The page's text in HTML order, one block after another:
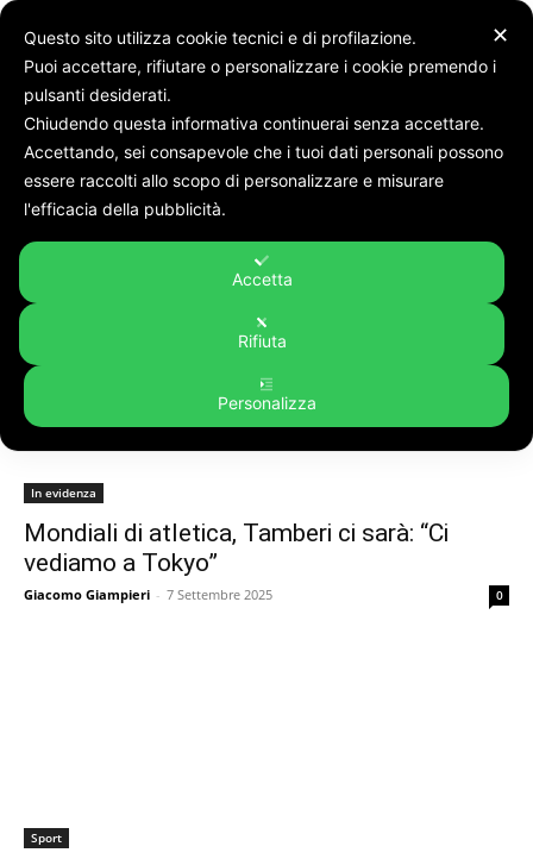
Tamberi
Tag:Tamberi
In evidenza
Mondiali di atletica, Tamberi ci sarà: “Ci
vediamo a Tokyo”
Giacomo Giampieri - 7 Settembre 2025 0
Sport
✕
Questo sito utilizza cookie tecnici e di profilazione.
Puoi accettare, rifiutare o personalizzare i cookie premendo i
pulsanti desiderati.
Chiudendo questa informativa continuerai senza accettare.
Accettando, sei consapevole che i tuoi dati personali possono
essere raccolti allo scopo di personalizzare e misurare
l'efficacia della pubblicità.
Accetta
Rifiuta
Personalizza